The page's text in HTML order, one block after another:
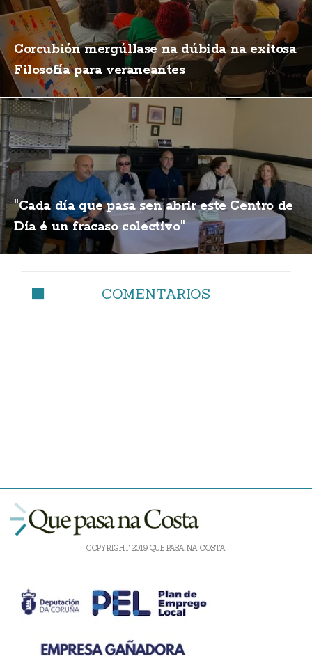
Corcubión mergúllase na dúbida na exitosa
Filosofía para veraneantes
"Cada día que pasa sen abrir este Centro de
Día é un fracaso colectivo"
COMENTARIOS
COPYRIGHT 2019 QUE PASA NA COSTA